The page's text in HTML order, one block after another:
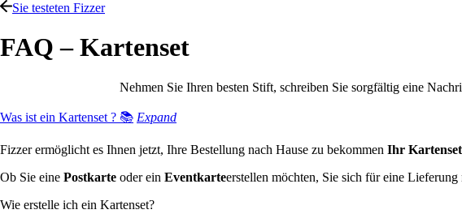
Sie testeten Fizzer
FAQ – Kartenset
Nehmen Sie Ihren besten Stift, schreiben Sie sorgfältig eine
Was ist ein Kartenset ? 📚 Expand
Fizzer ermöglicht es Ihnen jetzt, Ihre Bestellung nach Hause zu bekommen Ihr Kartenset
Ob Sie eine Postkarte oder ein Eventkarteerstellen möchten, Sie sich für eine Lieferung
Wie erstelle ich ein Kartenset?